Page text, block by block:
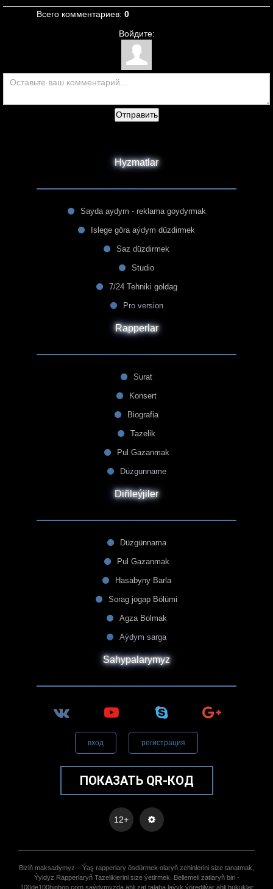
Всего комментариев: 0
Войдите:
Отправить
Hyzmatlar
Sayda aydym - reklama goydyrmak
Islege göra aýdym düzdirmek
Saz düzdirmek
Studio
7/24 Tehniki goldag
Pro version
Rapperlar
Surat
Konsert
Biografia
Tazelik
Pul Gazanmak
Düzgunname
Diñleýjiler
Düzgünnama
Pul Gazanmak
Hasabyny Barla
Sorag jogap Bölümi
Agza Bolmak
Aýdym sarga
Sahypalarymyz
вход регистрация
ПОКАЗАТЬ QR-КОД
12+
Biziñ maksadymyz – Ýaş rapperlary ösdürmek olaryñ zehinlerini size tanatmak,
Ýyldyz Rapperlaryñ Tazeliklerini size ýetirmek. Bellemeli zatlaryñ biri -
100de100hiphop.com saýdymyzda ähli zat talaba laýyk ýöredilýär ähli hukuklar